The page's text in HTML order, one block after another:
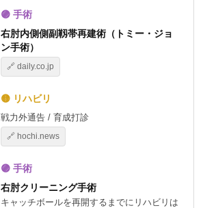
🟣 手術
右肘内側側副靱帯再建術（トミー・ジョ
ン手術）
🔗 daily.co.jp
🟡 リハビリ
戦力外通告 / 育成打診
🔗 hochi.news
🟣 手術
右肘クリーニング手術
キャッチボールを再開するまでにリハビリは